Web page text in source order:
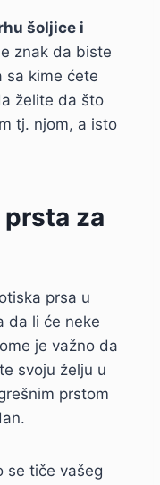
šoljice i
znak da biste
sa kime ćete
želite da što
tj. njom, a isto
za
prsa u
da li će neke
je važno da
svoju želju u
prstom
se tiče vašeg